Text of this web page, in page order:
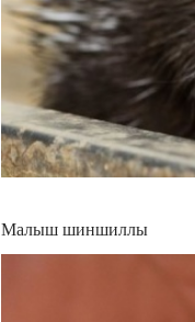
Малыш шиншиллы